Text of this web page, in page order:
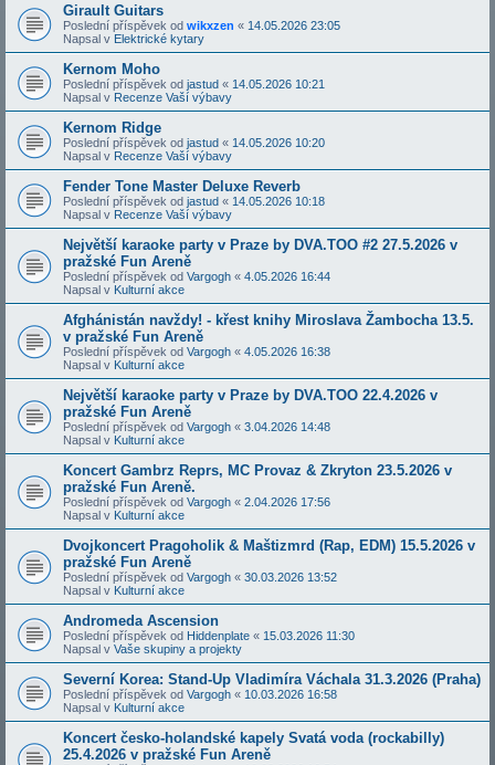
Girault Guitars
Poslední příspěvek od wikxzen « 14.05.2026 23:05
Napsal v Elektrické kytary
Kernom Moho
Poslední příspěvek od jastud « 14.05.2026 10:21
Napsal v Recenze Vaší výbavy
Kernom Ridge
Poslední příspěvek od jastud « 14.05.2026 10:20
Napsal v Recenze Vaší výbavy
Fender Tone Master Deluxe Reverb
Poslední příspěvek od jastud « 14.05.2026 10:18
Napsal v Recenze Vaší výbavy
Největší karaoke party v Praze by DVA.TOO #2 27.5.2026 v
pražské Fun Areně
Poslední příspěvek od Vargogh « 4.05.2026 16:44
Napsal v Kulturní akce
Afghánistán navždy! - křest knihy Miroslava Žambocha 13.5.
v pražské Fun Areně
Poslední příspěvek od Vargogh « 4.05.2026 16:38
Napsal v Kulturní akce
Největší karaoke party v Praze by DVA.TOO 22.4.2026 v
pražské Fun Areně
Poslední příspěvek od Vargogh « 3.04.2026 14:48
Napsal v Kulturní akce
Koncert Gambrz Reprs, MC Provaz & Zkryton 23.5.2026 v
pražské Fun Areně.
Poslední příspěvek od Vargogh « 2.04.2026 17:56
Napsal v Kulturní akce
Dvojkoncert Pragoholik & Maštizmrd (Rap, EDM) 15.5.2026 v
pražské Fun Areně
Poslední příspěvek od Vargogh « 30.03.2026 13:52
Napsal v Kulturní akce
Andromeda Ascension
Poslední příspěvek od Hiddenplate « 15.03.2026 11:30
Napsal v Vaše skupiny a projekty
Severní Korea: Stand-Up Vladimíra Váchala 31.3.2026 (Praha)
Poslední příspěvek od Vargogh « 10.03.2026 16:58
Napsal v Kulturní akce
Koncert česko-holandské kapely Svatá voda (rockabilly)
25.4.2026 v pražské Fun Areně